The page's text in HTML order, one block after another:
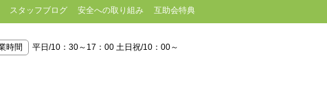
スタッフブログ 安全への取り組み 互助会特典
時間
平日/10：30～17：00 土日祝/10：00～